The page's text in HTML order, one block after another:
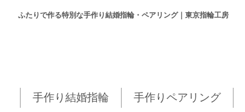
ふたりで作る特別な手作り結婚指輪・ペアリング｜東京指輪工房
手作り結婚指輪 手作りペアリング